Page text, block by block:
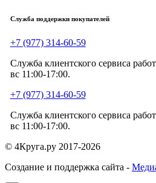
Служба поддержки покупателей
+7 (977) 314-60-59
Служба клиентского сервиса
вс 11:00-17:00.
+7 (977) 314-60-59
Служба клиентского сервиса
вс 11:00-17:00.
© 4Круга.ру 2017-2026
Создание и поддержка сайта -